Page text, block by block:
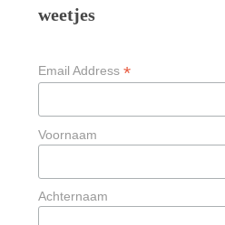
weetjes
Email Address *
Voornaam
Achternaam